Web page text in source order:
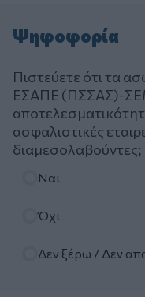
Ψηφοφορία
Πιστεύετε ότι τα
ΕΣΑΠΕ (ΠΣΣΑΣ)-
ασφαλιστικές
διαμεσολαβούντες;
Ναι
Όχι
Δεν ξέρω / Δεν